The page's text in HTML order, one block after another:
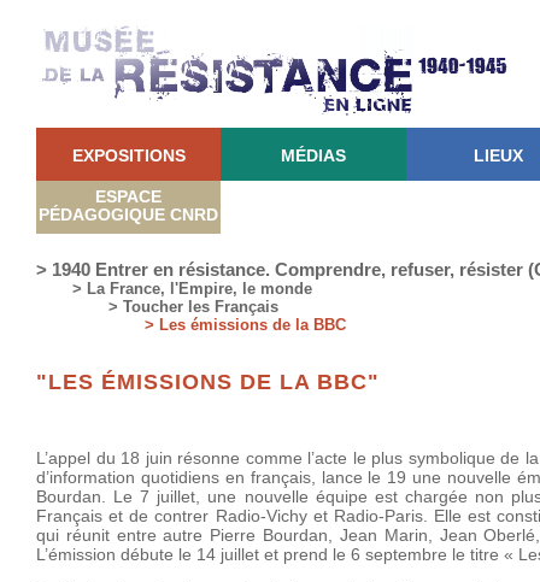
EXPOSITIONS MÉDIAS LIEUX
ESPACE
PÉDAGOGIQUE CNRD
> 1940 Entrer en résistance. Comprendre, refuser, résister
> La France, l'Empire, le monde
> Toucher les Français
> Les émissions de la BBC
"LES ÉMISSIONS DE LA BBC"
L’appel du 18 juin résonne comme l’acte le plus symbolique de
d’information quotidiens en français, lance le 19 une nouvelle
Bourdan. Le 7 juillet, une nouvelle équipe est chargée non
Français et de contrer Radio-Vichy et Radio-Paris. Elle est
qui réunit entre autre Pierre Bourdan, Jean Marin, Jean
L’émission débute le 14 juillet et prend le 6 septembre le titre «